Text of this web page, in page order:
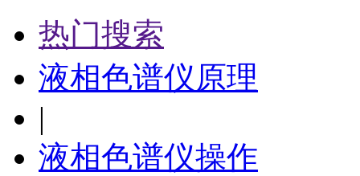
热门搜索
液相色谱仪原理
|
液相色谱仪操作